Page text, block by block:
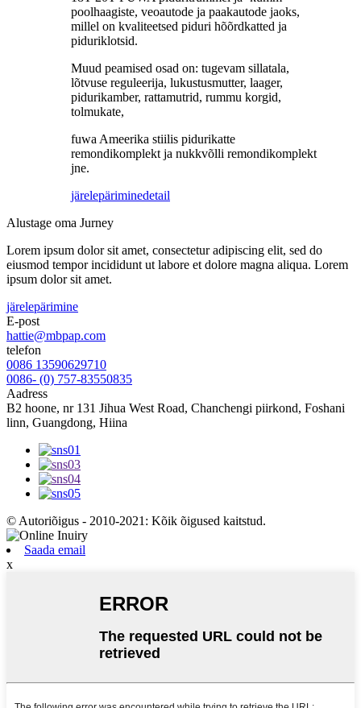
poolhaagiste, veoautode ja paakautode jaoks,
millel on kvaliteetsed piduri hõõrdkatted ja
piduriklotsid.
Muud peamised osad on: tugevam sillatala,
lõtvuse reguleerija, lukustusmutter, laager,
pidurikamber, rattamutrid, rummu korgid,
tolmukate,
fuwa Ameerika stiilis pidurikatte
remondikomplekt ja nukkvõlli remondikomplekt
jne.
järelepäriminedetail
Alustage oma Jurney
Lorem ipsum dolor sit amet, consectetur adipiscing elit, sed do
eiusmod tempor incididunt ut labore et dolore magna aliqua. Lorem
ipsum dolor sit amet.
järelepärimine
E-post
hattie@mbpap.com
telefon
0086 13590629710
0086- (0) 757-83550835
Aadress
B2 hoone, nr 131 Jihua West Road, Chanchengi piirkond, Foshani
linn, Guangdong, Hiina
© Autoriõigus - 2010-2021: Kõik õigused kaitstud.
Saada email
x